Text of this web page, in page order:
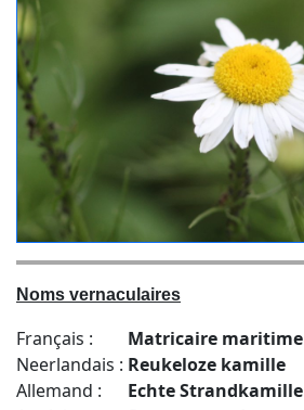
Noms vernaculaires
Français :
Matricaire maritime
Neerlandais : Reukeloze kamille
Allemand :
Echte Strandkamille